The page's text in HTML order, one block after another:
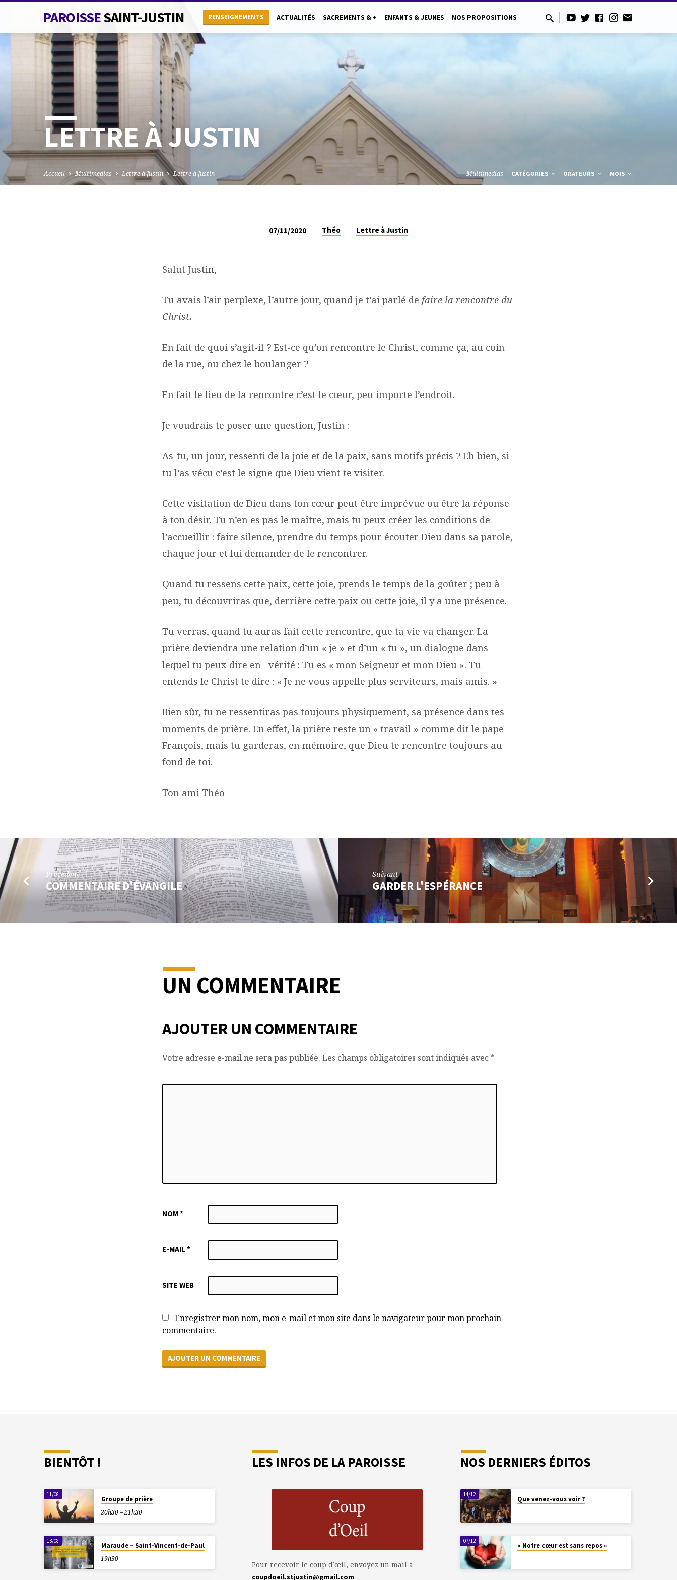
PAROISSESAINT-JUSTIN RENSEIGNEMENTS ACTUALITÉS SACREMENTS & + ENFANTS & JEUNES NOS PROPOSITIONS
LETTRE À JUSTIN
Accueil Multimedias Lettre à Justin Lettre à Justin Multimedias CATÉGORIES ORATEURS MOIS
07/11/2020 Théo Lettre à Justin
Salut Justin,
Tu avais l’air perplexe, l’autre jour, quand je t’ai parlé de faire la rencontre du
Christ.
En fait de quoi s’agit-il ? Est-ce qu’on rencontre le Christ, comme ça, au coin
de la rue, ou chez le boulanger ?
En fait le lieu de la rencontre c’est le cœur, peu importe l’endroit.
Je voudrais te poser une question, Justin :
As-tu, un jour, ressenti de la joie et de la paix, sans motifs précis ? Eh bien, si
tu l’as vécu c’est le signe que Dieu vient te visiter.
Cette visitation de Dieu dans ton cœur peut être imprévue ou être la réponse
à ton désir. Tu n’en es pas le maître, mais tu peux créer les conditions de
l’accueillir : faire silence, prendre du temps pour écouter Dieu dans sa parole,
chaque jour et lui demander de le rencontrer.
Quand tu ressens cette paix, cette joie, prends le temps de la goûter ; peu à
peu, tu découvriras que, derrière cette paix ou cette joie, il y a une présence.
Tu verras, quand tu auras fait cette rencontre, que ta vie va changer. La
prière deviendra une relation d’un « je » et d’un « tu », un dialogue dans
lequel tu peux dire en vérité : Tu es « mon Seigneur et mon Dieu ». Tu
entends le Christ te dire : « Je ne vous appelle plus serviteurs, mais amis. »
Bien sûr, tu ne ressentiras pas toujours physiquement, sa présence dans tes
moments de prière. En effet, la prière reste un « travail » comme dit le pape
François, mais tu garderas, en mémoire, que Dieu te rencontre toujours au
fond de toi.
Ton ami Théo
Précédent
COMMENTAIRE D'ÉVANGILE
Suivant
GARDER L'ESPÉRANCE
UN COMMENTAIRE
AJOUTER UN COMMENTAIRE
Votre adresse e-mail ne sera pas publiée. Les champs obligatoires sont indiqués avec *
NOM*
E-MAIL *
SITE WEB
Enregistrer mon nom, mon e-mail et mon site dans le navigateur pour mon prochain
commentaire.
BIENTÔT !
11/08
Groupe de prière
20h30 – 21h30
13/08
Maraude – Saint-Vincent-de-Paul
19h30
LES INFOS DE LA PAROISSE
Pour recevoir le coup d’œil, envoyez un mail à
coupdoeil.stjustin@gmail.com
NOS DERNIERS ÉDITOS
14/12
Que venez-vous voir ?
07/12
« Notre cœur est sans repos »